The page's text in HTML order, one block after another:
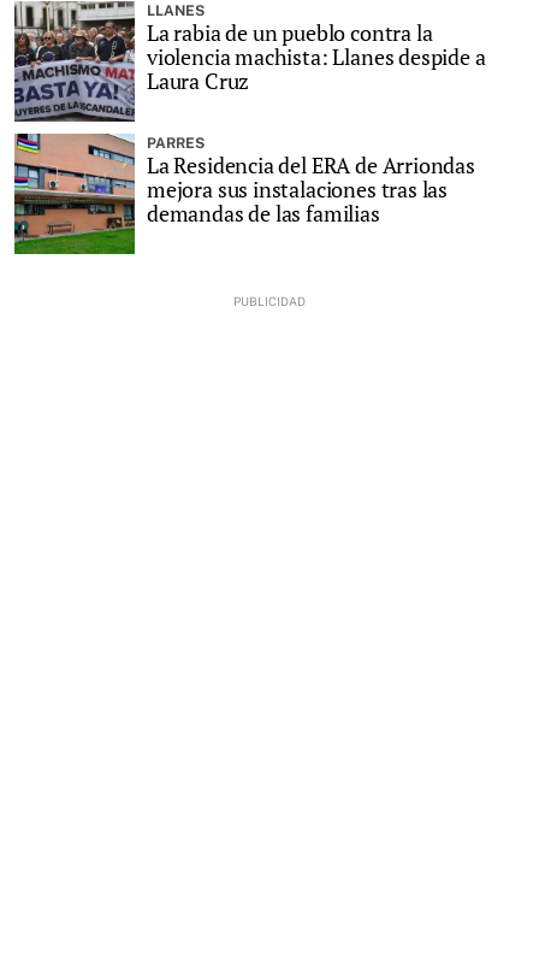
LLANES
La rabia de un pueblo contra la
violencia machista: Llanes despide a
Laura Cruz
PARRES
La Residencia del ERA de Arriondas
mejora sus instalaciones tras las
demandas de las familias